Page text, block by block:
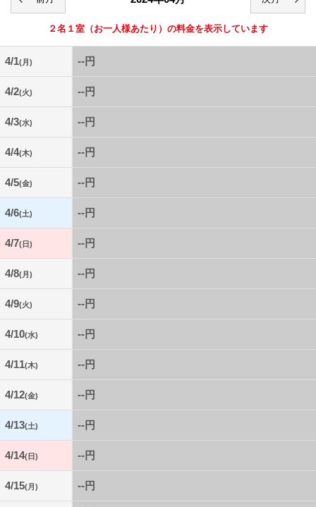
２名１室 （お一人様あたり）の料金を表示しています
4/1(月) --円
4/2(火) --円
4/3(水) --円
4/4(木) --円
4/5(金) --円
4/6(土) --円
4/7(日) --円
4/8(月) --円
4/9(火) --円
4/10(水) --円
4/11(木) --円
4/12(金) --円
4/13(土) --円
4/14(日) --円
4/15(月) --円